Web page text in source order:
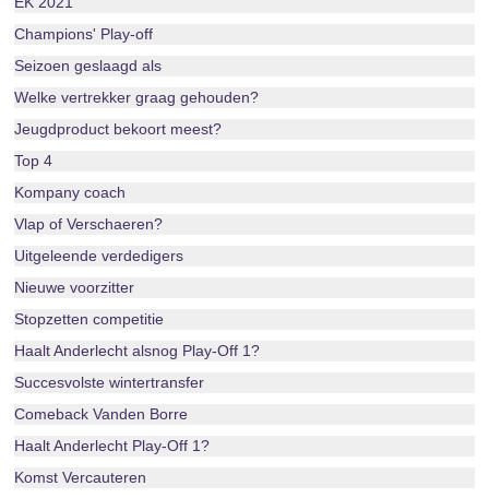
Champions' Play-off
Seizoen geslaagd als
Welke vertrekker graag gehouden?
Jeugdproduct bekoort meest?
Top 4
Kompany coach
Vlap of Verschaeren?
Uitgeleende verdedigers
Nieuwe voorzitter
Stopzetten competitie
Haalt Anderlecht alsnog Play-Off 1?
Succesvolste wintertransfer
Comeback Vanden Borre
Haalt Anderlecht Play-Off 1?
Komst Vercauteren